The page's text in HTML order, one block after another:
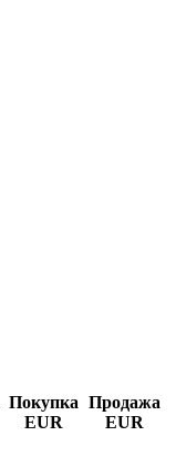
Покупка
EUR
Продажа
EUR